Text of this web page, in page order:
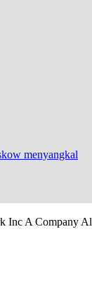
menyangkal
A Company